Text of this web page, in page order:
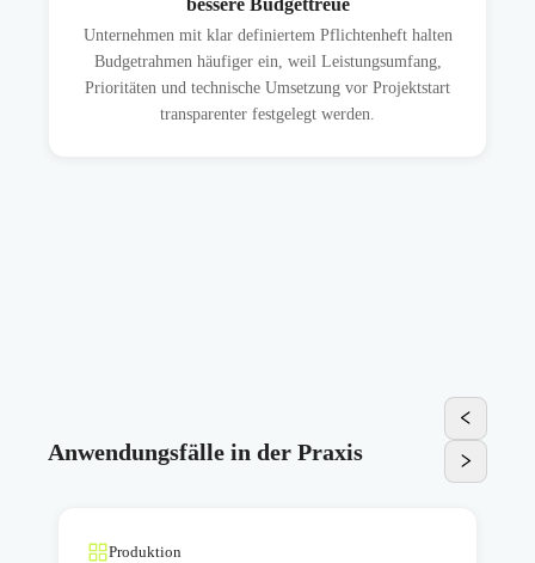
bessere Budgettreue
Unternehmen mit klar definiertem Pflichtenheft halten
Budgetrahmen häufiger ein, weil Leistungsumfang,
Prioritäten und technische Umsetzung vor Projektstart
transparenter festgelegt werden.
Anwendungsfälle in der Praxis
Produktion